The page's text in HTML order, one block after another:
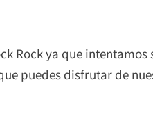
Rock ya que
puedes disfrutar de